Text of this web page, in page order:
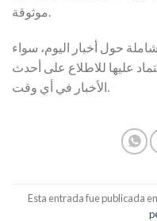
حول أخبار اليوم، سواء
عليها للاطلاع على أحدث
الأخبار في أي وقت.
Esta entrada fue publicada en